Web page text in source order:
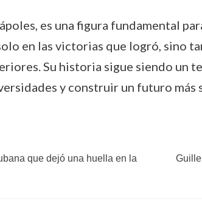
es una figura fundamental
en las victorias que logró, sino
Su historia sigue siendo un
y construir un futuro más
que dejó una huella en la